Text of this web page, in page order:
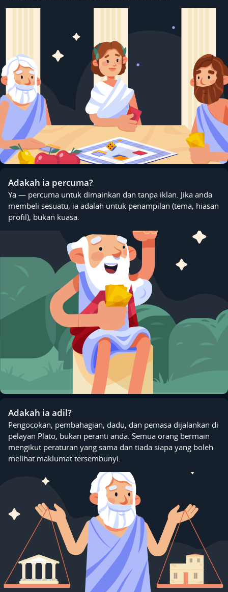
Adakah ia percuma?
Ya — percuma untuk dimainkan dan tanpa iklan. Jika anda
membeli sesuatu, ia adalah untuk penampilan (tema, hiasan
profil), bukan kuasa.
Adakah ia adil?
Pengocokan, pembahagian, dadu, dan pemasa dijalankan di
pelayan Plato, bukan peranti anda. Semua orang bermain
mengikut peraturan yang sama dan tiada siapa yang boleh
melihat maklumat tersembunyi.